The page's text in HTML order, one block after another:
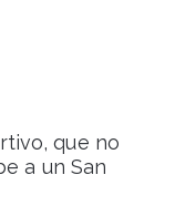
que no
a un San